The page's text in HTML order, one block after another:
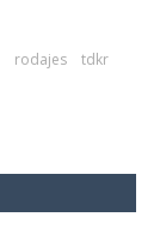
rodajes tdkr